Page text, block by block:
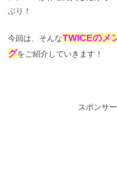
ぶり！
今回は、そんなTWICEのメ
グをご紹介していきます！
スポンサ